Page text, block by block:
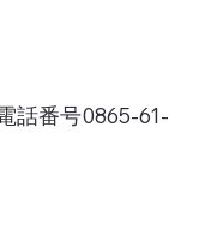
話番号0865-61-